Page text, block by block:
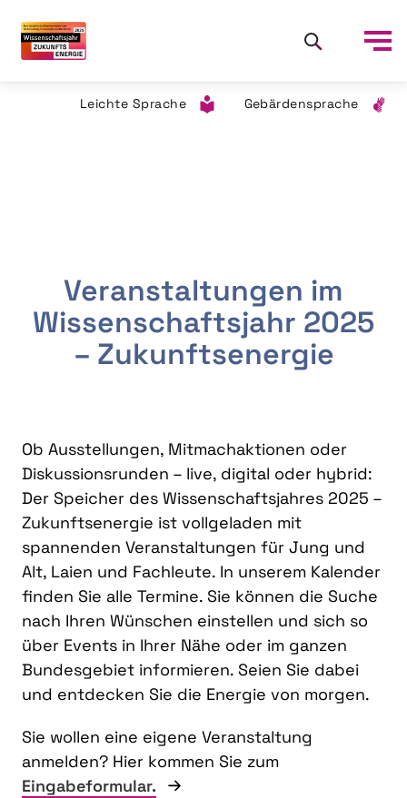
Leichte Sprache Gebärdensprache
Veranstaltungen im
Wissenschaftsjahr 2025
– Zukunftsenergie
Ob Ausstellungen, Mitmachaktionen oder
Diskussionsrunden – live, digital oder hybrid:
Der Speicher des Wissenschaftsjahres 2025 –
Zukunftsenergie ist vollgeladen mit
spannenden Veranstaltungen für Jung und
Alt, Laien und Fachleute. In unserem Kalender
finden Sie alle Termine. Sie können die Suche
nach Ihren Wünschen einstellen und sich so
über Events in Ihrer Nähe oder im ganzen
Bundesgebiet informieren. Seien Sie dabei
und entdecken Sie die Energie von morgen.
Sie wollen eine eigene Veranstaltung
anmelden? Hier kommen Sie zum
Eingabeformular.